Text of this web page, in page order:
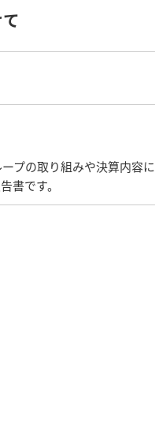
プの取り組みや決算内容に
書です。